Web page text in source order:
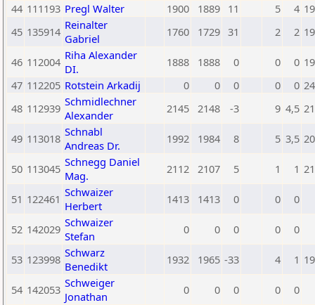
44 111193 Pregl Walter 1900 1889 11 5 4
45 135914 Reinalter
Gabriel
1760 1729 31 2 2
46 112004 Riha Alexander
DI.
1888 1888 0 0 0
47 112205 Rotstein Arkadij 0 0 0 0 0
48 112939 Schmidlechner
Alexander
2145 2148 -3 9 4,5
49 113018 Schnabl
Andreas Dr.
1992 1984 8 5 3,5
50 113045 Schnegg Daniel
Mag.
2112 2107 5 1 1
51 122461 Schwaizer
Herbert
1413 1413 0 0 0
52 142029 Schwaizer
Stefan
0 0 0 0 0
53 123998 Schwarz
Benedikt
1932 1965 -33 4 1
54 142053 Schweiger
Jonathan
0 0 0 0
0